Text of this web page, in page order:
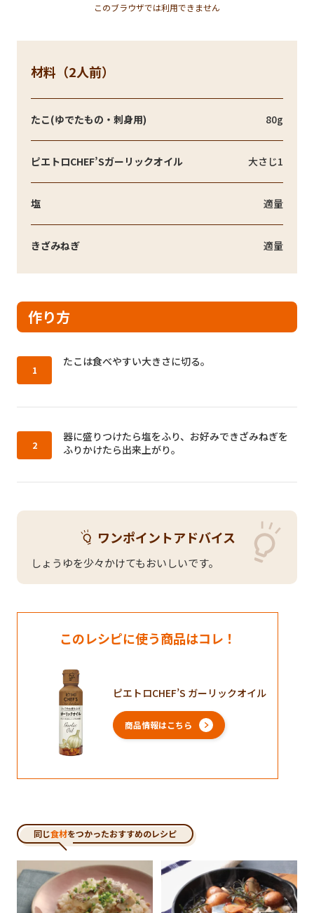
このブラウザでは利用できません
材料（2人前）
たこ(ゆでたもの・刺身用) 80g
ピエトロCHEF’Sガーリックオイル 大さじ1
塩 適量
きざみねぎ 適量
作り方
作り方1：
たこは食べやすい大きさに切る。
作り方2：
器に盛りつけたら塩をふり、お好みできざみねぎを
ふりかけたら出来上がり。
ワンポイントアドバイス
しょうゆを少々かけてもおいしいです。
このレシピに使う商品はコレ！
ピエトロCHEF’S ガーリックオイル
商品情報はこちら
同じ食材をつかったおすすめのレシピ